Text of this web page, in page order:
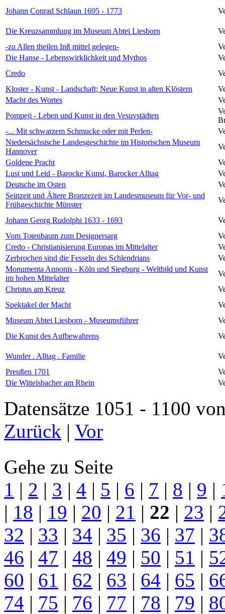
Johann Conrad Schlaun 1695 - 1773
Die Kreuzsammlung im Museum Abtei Liesborn
-zu Allen theilen Inß mittel gelegen-
Die Hanse - Lebenswirklichkeit und Mythos
Credo
Kloster - Kunst - Landschaft; Neue Kunst in alten Klöstern
Macht des Wortes
Pompeji - Leben und Kunst in den Vesuvstädten
-... Mit schwarzem Schmucke oder mit Perlen-
Niedersächsische Landesgeschichte im Historischen Museum
Hannover
Goldene Pracht
Lust und Leid - Barocke Kunst, Barocker Alltag
Deutsche im Osten
Seinzeit und Ältere Branzezeit im Landesmuseum für Vor- und
Frühgeschichte Münster
Johann Georg Rudolphi 1633 - 1693
Vom Totenbaum zum Designersarg
Credo - Christianisierung Europas im Mittelalter
Zerbrochen sind die Fesseln des Schlendrians
Monumenta Annonis - Köln und Siegburg - Weltbild und Kunst
im hohen Mittelalter
Christus am Kreuz
Spektakel der Macht
Museum Abtei Liesborn - Museumsführer
Die Kunst des Aufbewahrens
Wunder . Alltag . Familie
Preußen 1701
Die Wittelsbacher am Rhein
Datensätze 1051 - 1100
Zurück | Vor
Gehe zu Seite
1 | 2 | 3 | 4 | 5 | 6 | 7 | 8 | 9 |
| 18 | 19 | 20 | 21 | 22 | 23 |
32 | 33 | 34 | 35 | 36 | 37 |
46 | 47 | 48 | 49 | 50 | 51 |
60 | 61 | 62 | 63 | 64 | 65 |
74 | 75 | 76 | 77 | 78 | 79 |